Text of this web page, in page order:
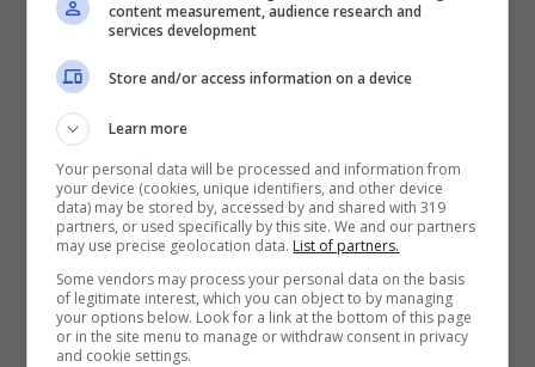
sarà il responsabile del reparto vendite,
mentreKai Schroder, che arriva dalla
Hyundai
content measurement, audience research and
services development
Store and/or access information on a device
Learn more
Your personal data will be processed and information from
your device (cookies, unique identifiers, and other device
data) may be stored by, accessed by and shared with 319
partners, or used specifically by this site. We and our partners
may use precise geolocation data. List of partners.
Some vendors may process your personal data on the basis
of legitimate interest, which you can object to by managing
your options below. Look for a link at the bottom of this page
or in the site menu to manage or withdraw consent in privacy
and cookie settings.